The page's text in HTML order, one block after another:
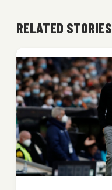
RELATED STORIES